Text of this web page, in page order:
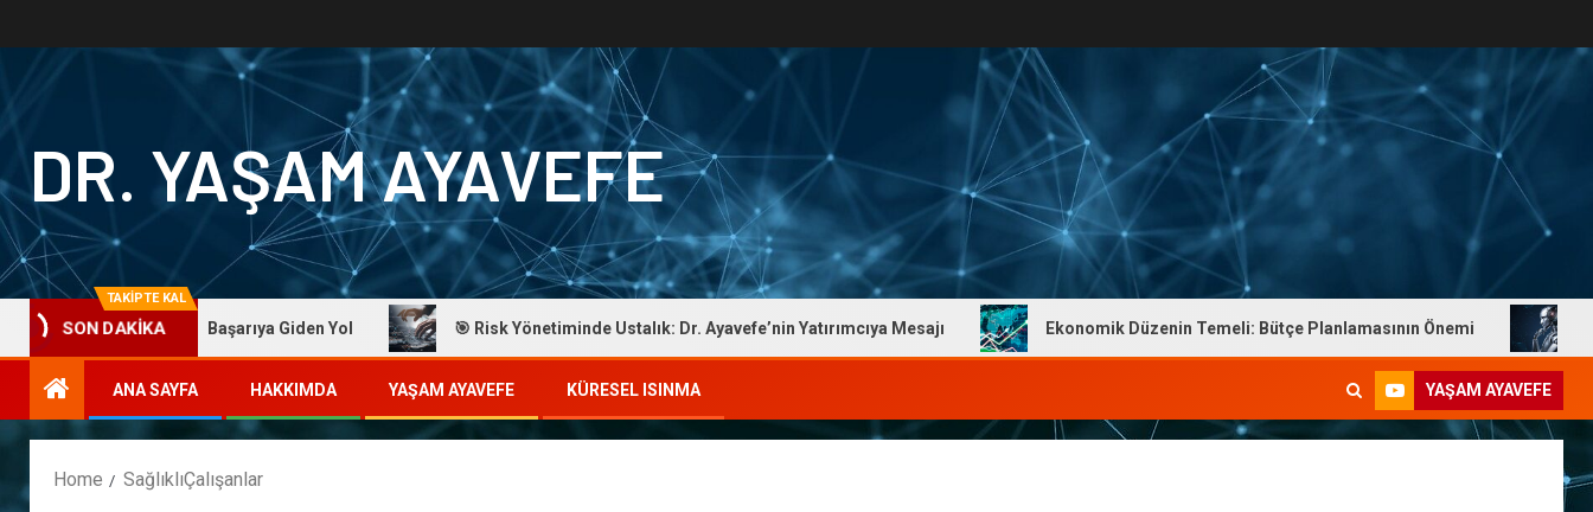
DR. YAŞAM AYAVEFE
TAKİPTE KAL
SON DAKİKA
Dr. Yaşam Ayavefe: Başarıya Giden Yol 🎯 Risk Yönetiminde Ustalık: Dr. Ayavefe’nin Yatırımcıya Mesajı Ekonomik Düzenin Temeli: Bütçe Planlamasının Önemi Dr.
ANA SAYFA HAKKIMDA YAŞAM AYAVEFE KÜRESEL ISINMA YAŞAM AYAVEFE
Home SağlıklıÇalışanlar